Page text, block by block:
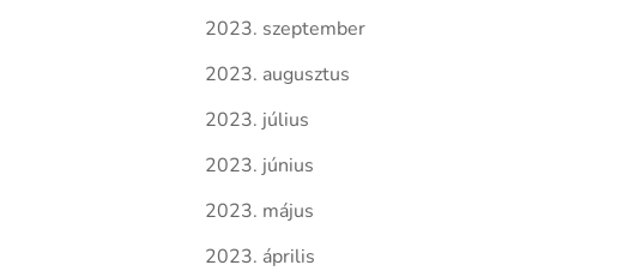
2023. szeptember
2023. augusztus
2023. július
2023. június
2023. május
2023. április